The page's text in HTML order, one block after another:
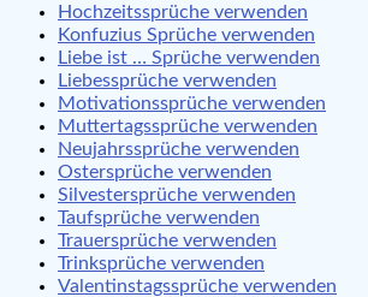
Hochzeitssprüche verwenden
Konfuzius Sprüche verwenden
Liebe ist … Sprüche verwenden
Liebessprüche verwenden
Motivationssprüche verwenden
Muttertagssprüche verwenden
Neujahrssprüche verwenden
Ostersprüche verwenden
Silvestersprüche verwenden
Taufsprüche verwenden
Trauersprüche verwenden
Trinksprüche verwenden
Valentinstagssprüche verwenden